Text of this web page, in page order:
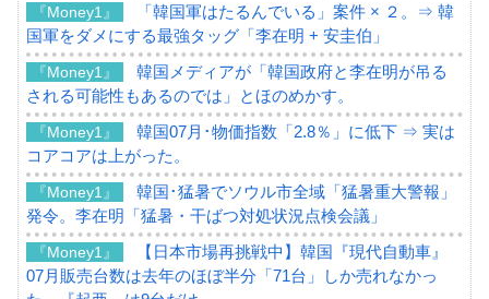
『Money1』
「韓国軍はたるんでいる」案件 × ２。⇒ 韓
国軍をダメにする最強タッグ「李在明 + 安圭伯」
『Money1』
韓国メディアが「韓国政府と李在明が吊る
される可能性もあるのでは」とほのめかす。
『Money1』
韓国07月･物価指数「2.8％」に低下 ⇒ 実は
コアコアは上がった。
『Money1』
韓国･猛暑でソウル市全域「猛暑重大警報」
発令。李在明「猛暑・干ばつ対処状況点検会議」
『Money1』
【日本市場再挑戦中】韓国『現代自動車』
07月販売台数は去年のほぼ半分「71台」しか売れなかっ